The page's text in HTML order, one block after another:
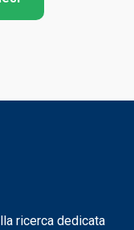
ricerca dedicata